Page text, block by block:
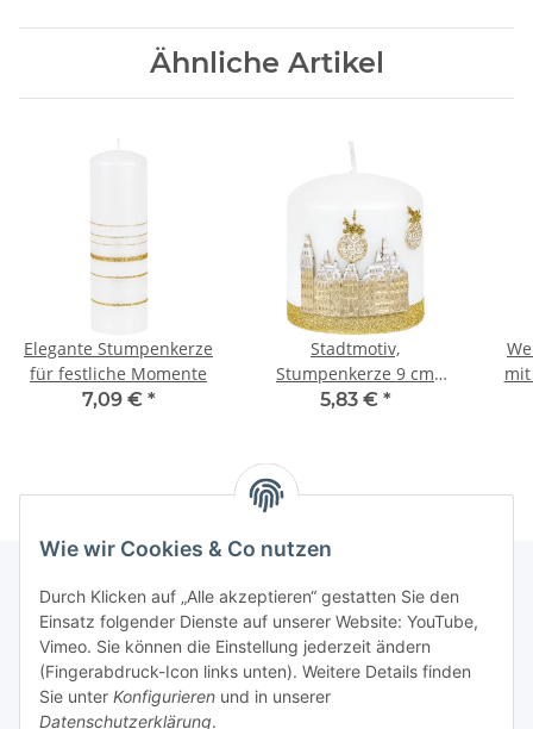
Wie wir Cookies & Co nutzen
Durch Klicken auf „Alle akzeptieren“ gestatten Sie den
Einsatz folgender Dienste auf unserer Website: YouTube,
Vimeo. Sie können die Einstellung jederzeit ändern
(Fingerabdruck-Icon links unten). Weitere Details finden
Sie unter Konfigurieren und in unserer
Datenschutzerklärung.
Ähnliche Artikel
Elegante Stumpenkerze
für festliche Momente
7,09 € *
Stadtmotiv,
Stumpenkerze 9 cm
hoch, Weihnachtskerze
5,83 € *
Informationen
Gesetzliche Informationen